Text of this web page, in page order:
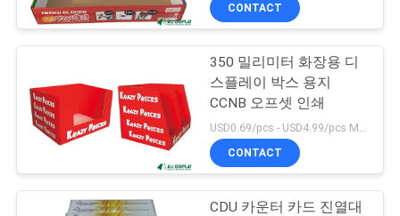
착색된 종이 카드
CONTACT
350 밀리미터 화장용 디
스플레이 박스 용지
CCNB 오프셋 인쇄
CONTACT
CDU 카운터 카드 진열대